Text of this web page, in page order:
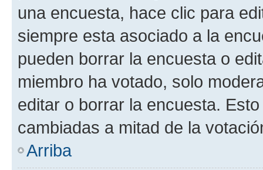
una encuesta, hace clic para
siempre esta asociado a la
pueden borrar la encuesta o
miembro ha votado, solo
editar o borrar la encuesta.
cambiadas a mitad de la
Arriba